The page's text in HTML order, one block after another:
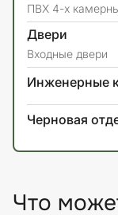
ПВХ 4-х
Двери
Входные двери
Инженерные
Черновая
Что